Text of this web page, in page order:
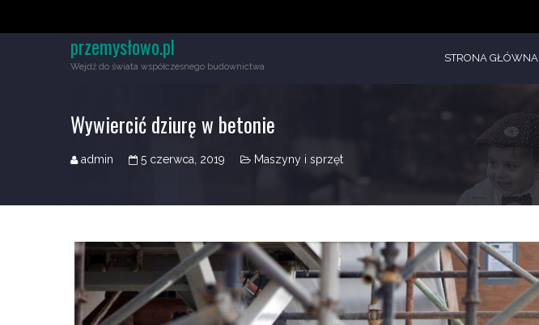
przemysłowo.pl
Wejdź do świata współczesnego budownictwa
STRONA GŁÓWNA
Wywiercić dziurę w betonie
admin 5 czerwca, 2019 Maszyny i sprzęt